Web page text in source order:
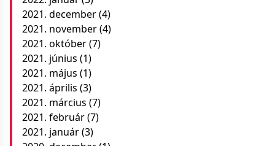
2021. december(4)
2021. november(4)
2021. október(7)
2021. június (1)
2021. május (1)
2021. április (3)
2021. március (7)
2021. február(7)
2021. január(3)